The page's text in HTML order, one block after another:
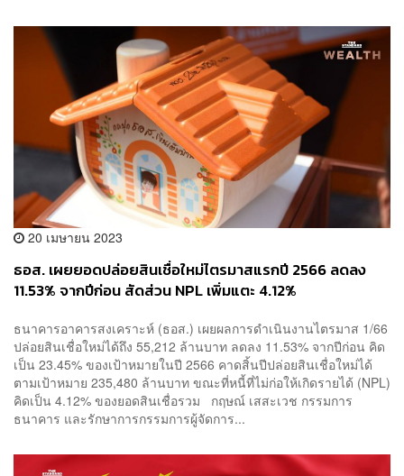
20 เมษายน 2023
ธอส. เผยยอดปล่อยสินเชื่อใหม่ไตรมาสแรกปี 2566 ลดลง
11.53% จากปีก่อน สัดส่วน NPL เพิ่มแตะ 4.12%
ธนาคารอาคารสงเคราะห์ (ธอส.) เผยผลการดำเนินงานไตรมาส 1/66
ปล่อยสินเชื่อใหม่ได้ถึง 55,212 ล้านบาท ลดลง 11.53% จากปีก่อน คิด
เป็น 23.45% ของเป้าหมายในปี 2566 คาดสิ้นปีปล่อยสินเชื่อใหม่ได้
ตามเป้าหมาย 235,480 ล้านบาท ขณะที่หนี้ที่ไม่ก่อให้เกิดรายได้ (NPL)
คิดเป็น 4.12% ของยอดสินเชื่อรวม กฤษณ์ เสสะเวช กรรมการ
ธนาคาร และรักษาการกรรมการผู้จัดการ...